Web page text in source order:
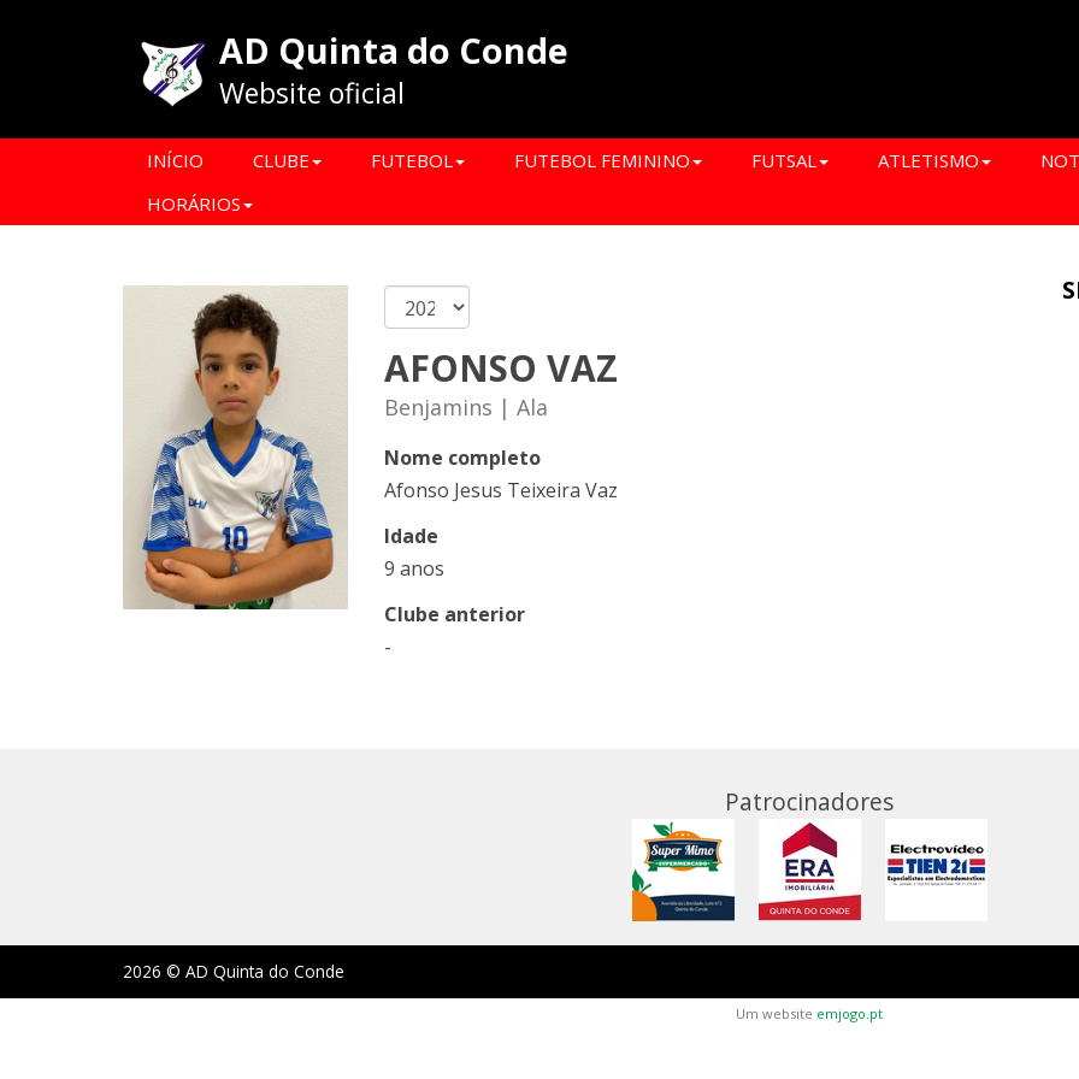
AD Quinta do Conde
Website oficial
INÍCIO CLUBE FUTEBOL FUTEBOL FEMININO FUTSAL ATLETISMO
HORÁRIOS
AFONSO VAZ
Benjamins | Ala
Nome completo
Afonso Jesus Teixeira Vaz
Idade
9 anos
Clube anterior
-
Patrocinadores
2026 © AD Quinta do Conde
Um website emjogo.pt